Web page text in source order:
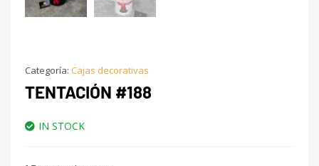
Categoría: Cajas decorativas
TENTACIÓN #188
IN STOCK